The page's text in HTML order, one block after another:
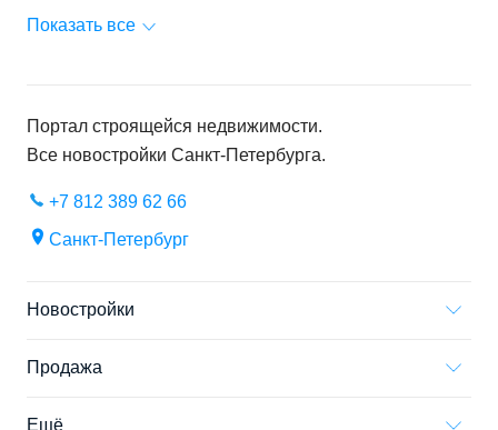
Показать все
Портал строящейся недвижимости.
Все новостройки Санкт-Петербурга.
+7 812 389 62 66
Санкт-Петербург
Новостройки
Продажа
Ещё